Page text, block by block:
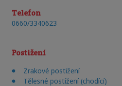
Telefon
0660/3340623
Postižení
Zrakové postižení
Tělesné postižení (chodící)